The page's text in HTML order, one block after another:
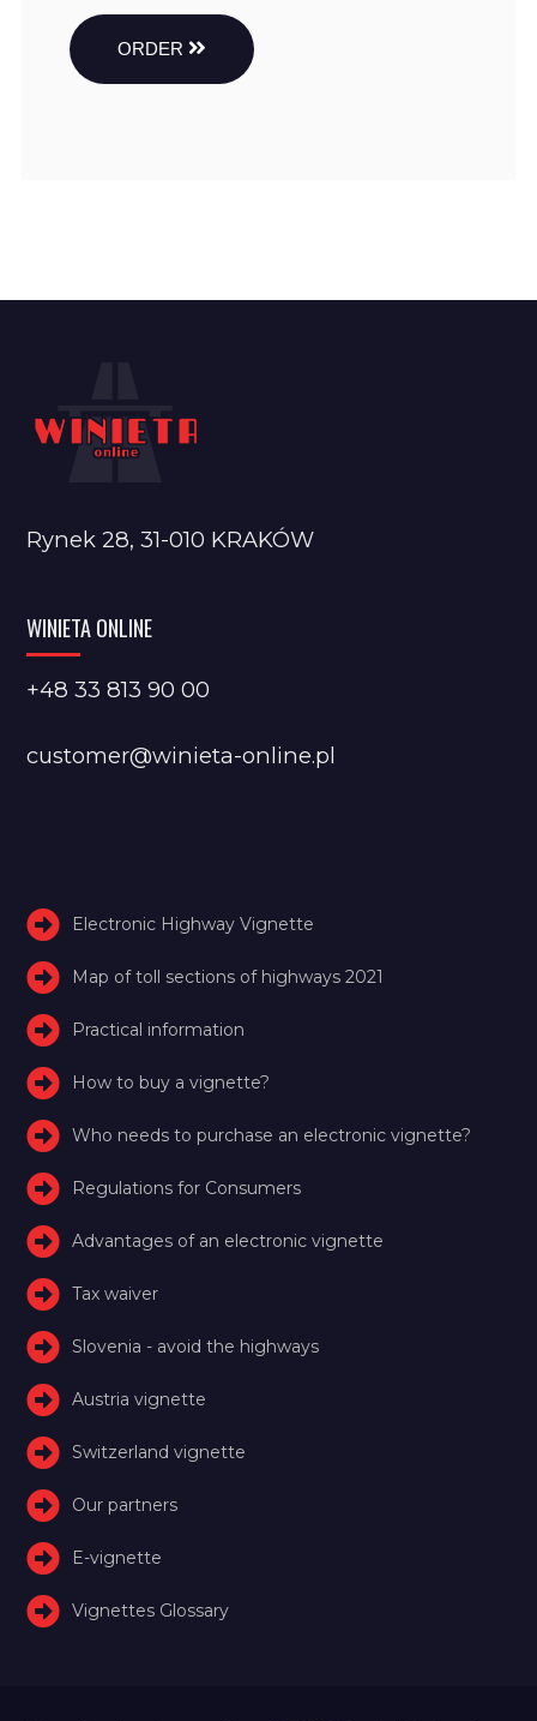
ORDER
Rynek 28, 31-010 KRAKÓW
WINIETA ONLINE
+48 33 813 90 00
customer@winieta-online.pl
Electronic Highway Vignette
Map of toll sections of highways 2021
Practical information
How to buy a vignette?
Who needs to purchase an electronic vignette?
Regulations for Consumers
Advantages of an electronic vignette
Tax waiver
Slovenia - avoid the highways
Austria vignette
Switzerland vignette
Our partners
E-vignette
Vignettes Glossary